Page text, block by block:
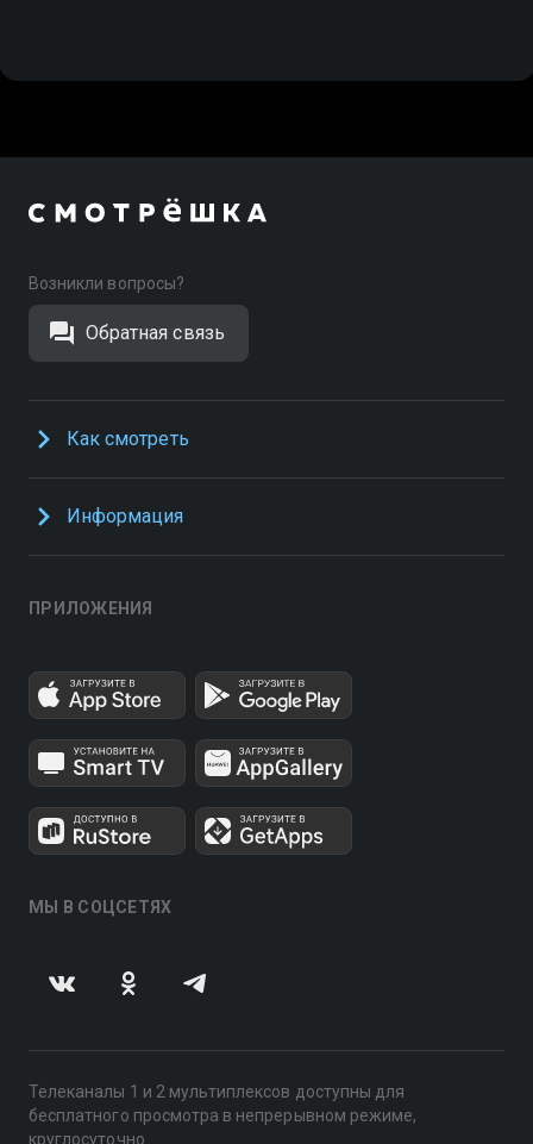
Возникли вопросы?
Обратная связь
Как смотреть
Информация
ПРИЛОЖЕНИЯ
МЫ В СОЦСЕТЯХ
Телеканалы 1 и 2 мультиплексов доступны для
бесплатного просмотра в непрерывном режиме,
круглосуточно.